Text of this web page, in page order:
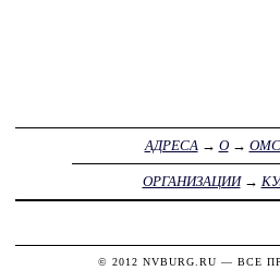
АДРЕСА→ О→
ОРГАНИЗАЦИИ→
© 2012 NVBURG.RU — ВСЕ